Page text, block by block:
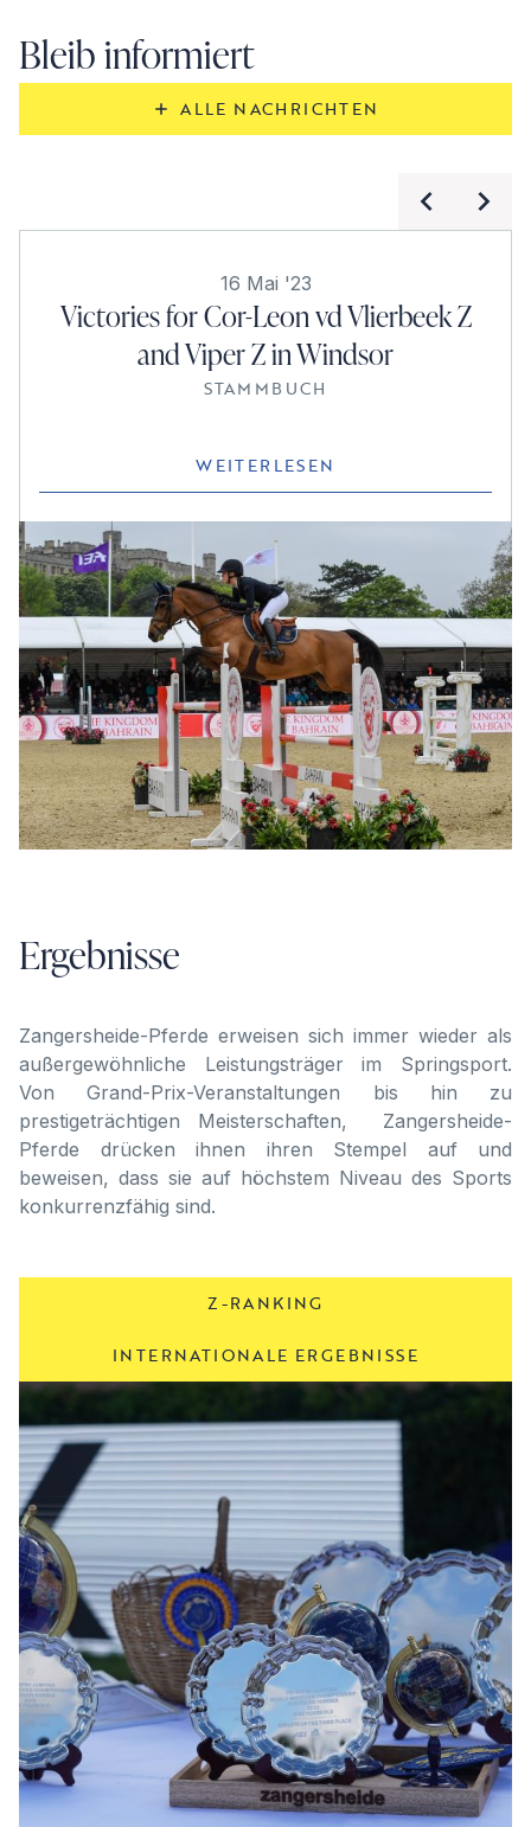
Bleib informiert
ALLE NACHRICHTEN
16 Mai '23
Victories for Cor-Leon vd Vlierbeek Z
and Viper Z in Windsor
STAMMBUCH
WEITERLESEN
Ergebnisse
Zangersheide-Pferde erweisen sich immer wieder als
außergewöhnliche Leistungsträger im Springsport.
Von Grand-Prix-Veranstaltungen bis hin zu
prestigeträchtigen Meisterschaften, Zangersheide-
Pferde drücken ihnen ihren Stempel auf und
beweisen, dass sie auf höchstem Niveau des Sports
konkurrenzfähig sind.
Z-RANKING
INTERNATIONALE ERGEBNISSE